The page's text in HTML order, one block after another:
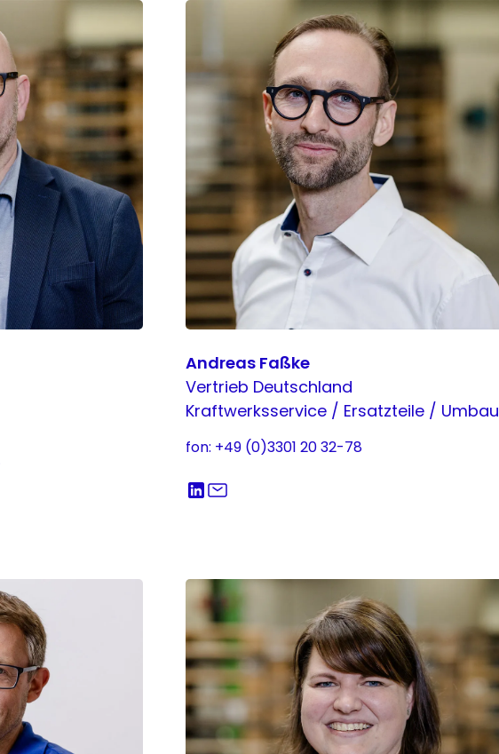
Andreas Faßke
Vertrieb Deutschland
Kraftwerksservice / Ersatzteile / Umbau
fon: +49 (0)3301 20 32-78